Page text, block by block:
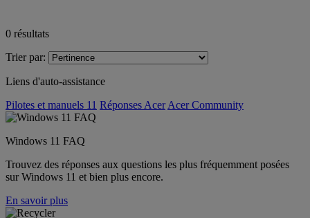
0 résultats
Trier par:
Liens d'auto-assistance
Pilotes et manuels 11 Réponses Acer Acer Community
Windows 11 FAQ
Trouvez des réponses aux questions les plus fréquemment posées
sur Windows 11 et bien plus encore.
En savoir plus